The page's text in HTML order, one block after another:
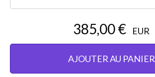
385,00 € EUR
AJOUTER AU PANIER